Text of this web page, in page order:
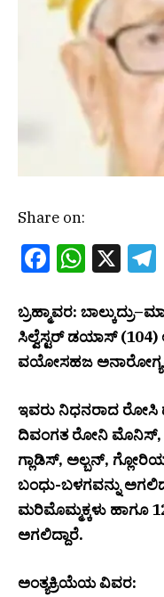
Share on:
Facebook
X
ಬ್ರಹ್ಮಾವರ:
ಸಿಲ್ವೆಸ್ಟರ್ ಡಯಾಸ್
ವಯೋಸಹಜ
ಇವರು ನಿಧನರಾದ
ದಿವಂಗತ ರೋನಿ ಮೊನಿಸ್,
ಗ್ಲಾಡಿಸ್, ಅಲ್ಬನ್,
ಬಂಧು-ಬಳಗವನ್ನು
ಮರಿಮೊಮ್ಮಕ್ಕಳು ಹಾಗೂ
ಅಗಲಿದ್ದಾರೆ.
ಅಂತ್ಯಕ್ರಿಯೆಯ ವಿವರ: